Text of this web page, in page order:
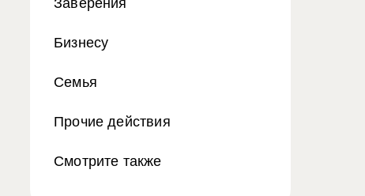
Заверения
Бизнесу
Семья
Прочие действия
Смотрите также